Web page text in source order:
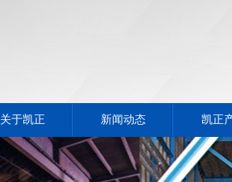
关于凯正 新闻动态 凯正